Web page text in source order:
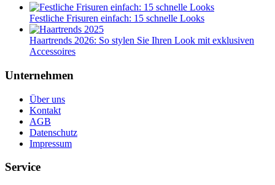
Festliche Frisuren einfach: 15 schnelle Looks
Haartrends 2026: So stylen Sie Ihren Look mit exklusiven
Accessoires
Unternehmen
Über uns
Kontakt
AGB
Datenschutz
Impressum
Service